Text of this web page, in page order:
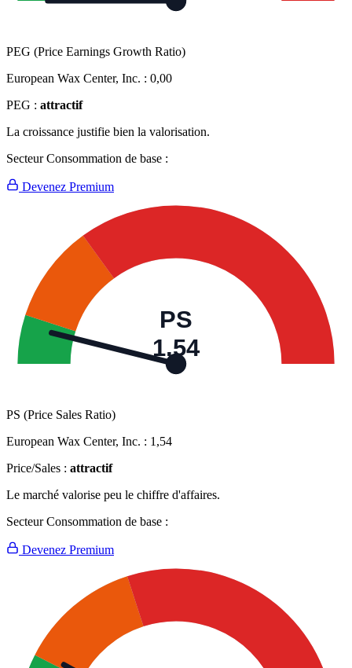
PEG (Price Earnings Growth Ratio)
European Wax Center, Inc. : 0,00
PEG : attractif
La croissance justifie bien la valorisation.
Secteur Consommation de base :
Devenez Premium
PS
1,54
PS (Price Sales Ratio)
European Wax Center, Inc. : 1,54
Price/Sales : attractif
Le marché valorise peu le chiffre d'affaires.
Secteur Consommation de base :
Devenez Premium